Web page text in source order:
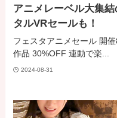
アニメレーベル大集
タルVRセールも！
フェスタアニメセール 開
作品 30%OFF 連動で楽...
2024-08-31